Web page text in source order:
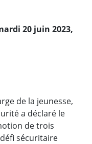
20 juin 2023,
de la jeunesse,
a déclaré le
de trois
sécuritaire